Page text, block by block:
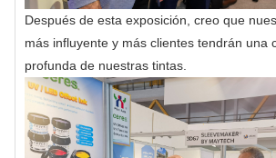
Después de esta exposición, creo que
más influyente y más clientes tendrán una
profunda de nuestras tintas.